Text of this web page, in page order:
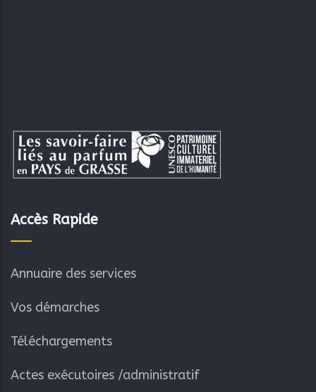
Accès Rapide
Annuaire des services
Vos démarches
Téléchargements
Actes exécutoires /administratif